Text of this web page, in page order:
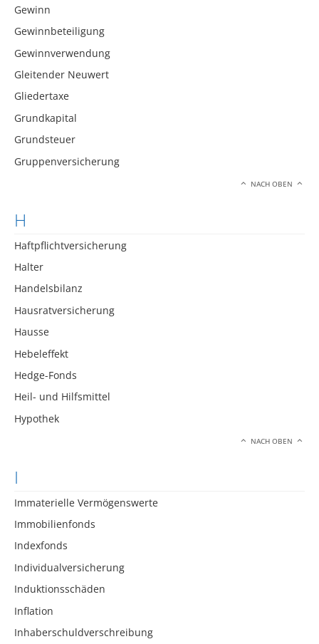
Gewinn
Gewinnbeteiligung
Gewinnverwendung
Gleitender Neuwert
Gliedertaxe
Grundkapital
Grundsteuer
Gruppenversicherung
NACH OBEN
H
Haftpflichtversicherung
Halter
Handelsbilanz
Hausratversicherung
Hausse
Hebeleffekt
Hedge-Fonds
Heil- und Hilfsmittel
Hypothek
NACH OBEN
I
Immaterielle Vermögenswerte
Immobilienfonds
Indexfonds
Individualversicherung
Induktionsschäden
Inflation
Inhaberschuldverschreibung